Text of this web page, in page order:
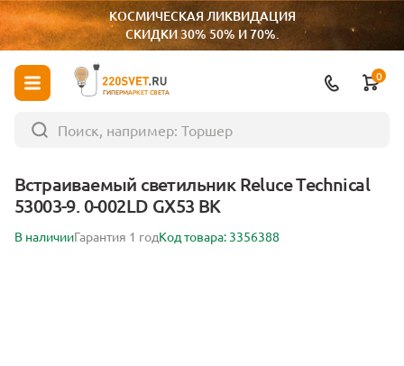
КОСМИЧЕСКАЯ ЛИКВИДАЦИЯ
СКИДКИ 30% 50% И 70%.
ГИПЕРМАРКЕТ СВЕТА
0
Встраиваемый светильник Reluce Technical
53003-9. 0-002LD GX53 BK
В наличииГарантия 1 годКод товара: 3356388